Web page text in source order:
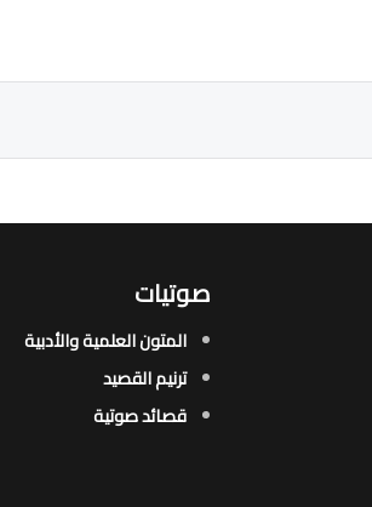
صوتيات
المتون العلمية والأدبية
ترنيم القصيد
قصائد صوتية